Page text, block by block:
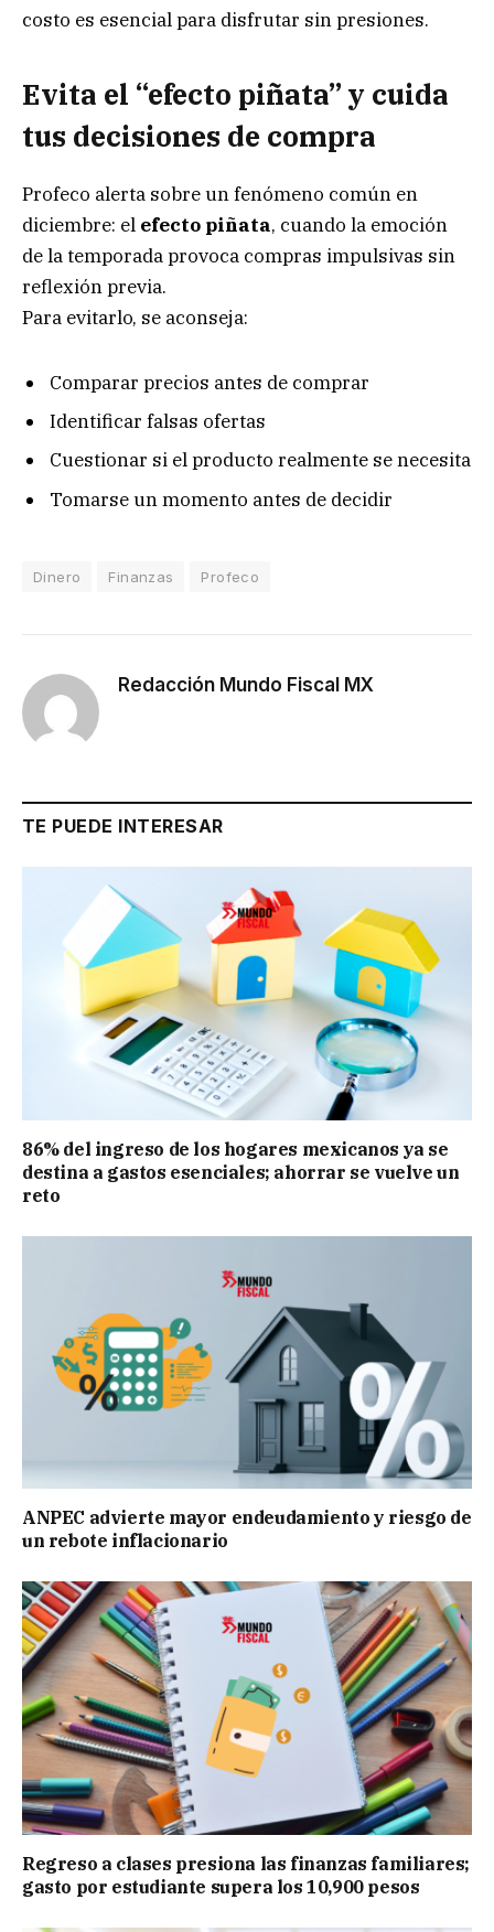
costo es esencial para disfrutar sin presiones.
Evita el “efecto piñata” y cuida
tus decisiones de compra
Profeco alerta sobre un fenómeno común en
diciembre: el efecto piñata, cuando la emoción
de la temporada provoca compras impulsivas sin
reflexión previa.
Para evitarlo, se aconseja:
Comparar precios antes de comprar
Identificar falsas ofertas
Cuestionar si el producto realmente se necesita
Tomarse un momento antes de decidir
Dinero Finanzas Profeco
Redacción Mundo Fiscal MX
TE PUEDE INTERESAR
86% del ingreso de los hogares mexicanos ya se
destina a gastos esenciales; ahorrar se vuelve un
reto
ANPEC advierte mayor endeudamiento y riesgo de
un rebote inflacionario
Regreso a clases presiona las finanzas familiares;
gasto por estudiante supera los 10,900 pesos